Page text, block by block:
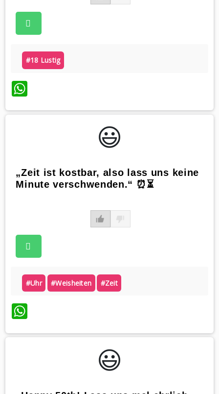
#18 Lustig
WhatsApp
😃️
„Zeit ist kostbar, also lass uns keine
Minute verschwenden.“ ⏰⏳
#uhr #weisheiten #zeit
WhatsApp
😃️